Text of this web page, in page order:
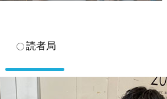
読者局